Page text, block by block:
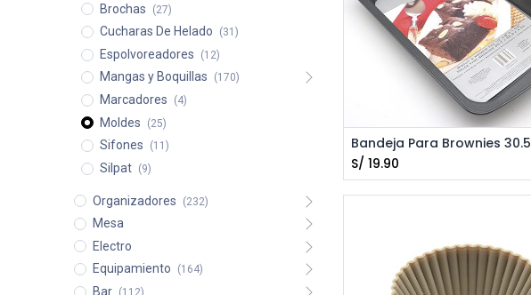
Brochas (27)
Cucharas De Helado (31)
Espolvoreadores (12)
Mangas y Boquillas (170)
Marcadores (4)
Moldes (25)
Sifones (11)
Silpat (9)
Organizadores (232)
Mesa
Electro
Equipamiento
(164)
Bar (112)
Agregar al Carrito
S/ 19.90